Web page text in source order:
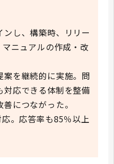
し、構築時、リリー
ニュアルの作成・改
を継続的に実施。問
対応できる体制を整備
につながった。
。応答率も85％以上